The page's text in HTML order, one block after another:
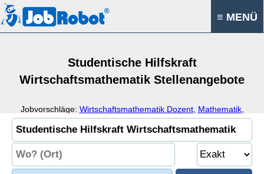
≡ MENÜ
Studentische Hilfskraft
Wirtschaftsmathematik Stellenangebote
Jobvorschläge: Wirtschaftsmathematik Dozent, Mathematik,
Wirtschaft,Student